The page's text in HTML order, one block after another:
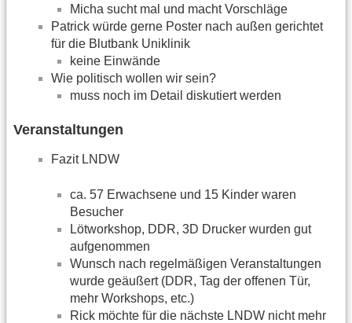
Micha sucht mal und macht Vorschläge
Patrick würde gerne Poster nach außen gerichtet
für die Blutbank Uniklinik
keine Einwände
Wie politisch wollen wir sein?
muss noch im Detail diskutiert werden
Veranstaltungen
Fazit LNDW
ca. 57 Erwachsene und 15 Kinder waren
Besucher
Lötworkshop, DDR, 3D Drucker wurden gut
aufgenommen
Wunsch nach regelmäßigen Veranstaltungen
wurde geäußert (DDR, Tag der offenen Tür,
mehr Workshops, etc.)
Rick möchte für die nächste LNDW nicht mehr